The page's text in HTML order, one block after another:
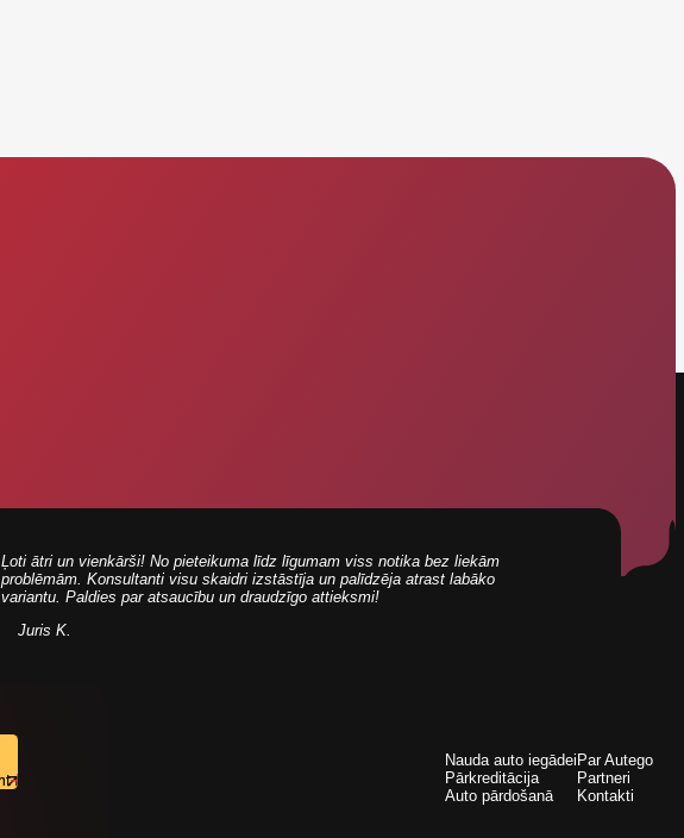
Ļoti ātri un vienkārši! No pieteikuma līdz līgumam viss notika bez liekām
problēmām. Konsultanti visu skaidri izstāstīja un palīdzēja atrast labāko
variantu. Paldies par atsaucību un draudzīgo attieksmi!
Juris K.
Nauda auto iegādei
Pārkreditācija
Auto pārdošanā
Par Autego
Partneri
Kontakti